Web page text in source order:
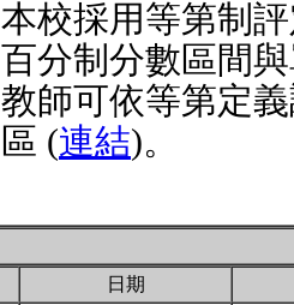
本校採用等第制
百分制分數區間
教師可依等第定
區 (連結)。
日期